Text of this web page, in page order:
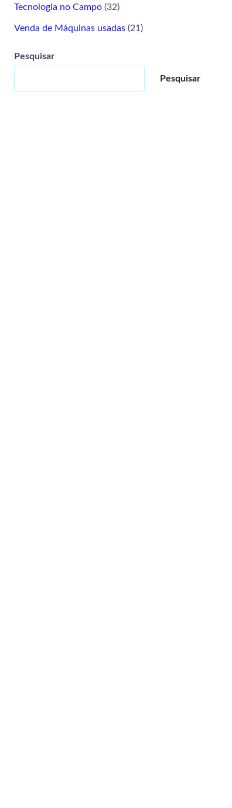
Tecnologia no Campo (32)
Venda de Máquinas usadas (21)
Pesquisar
Pesquisar